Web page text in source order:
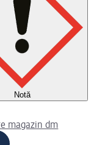
Notă
magazin dm